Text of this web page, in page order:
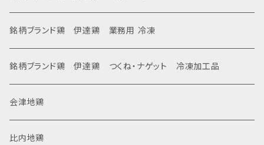
銘柄ブランド鶏 伊達鶏 業務用 冷凍
銘柄ブランド鶏 伊達鶏 つくね・ナゲット 冷凍加工品
会津地鶏
比内地鶏